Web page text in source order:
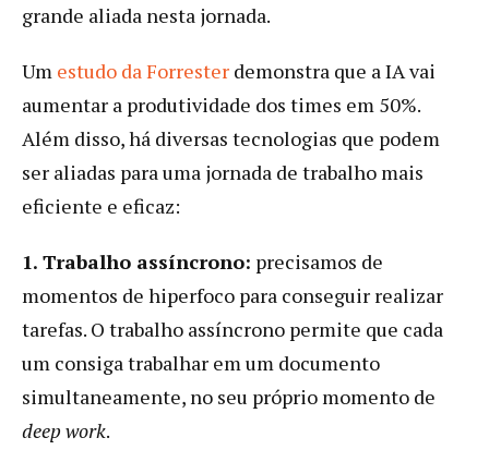
grande aliada nesta jornada.
Um estudo da Forrester demonstra que a IA vai
aumentar a produtividade dos times em 50%.
Além disso, há diversas tecnologias que podem
ser aliadas para uma jornada de trabalho mais
eficiente e eficaz:
1. Trabalho assíncrono: precisamos de
momentos de hiperfoco para conseguir realizar
tarefas. O trabalho assíncrono permite que cada
um consiga trabalhar em um documento
simultaneamente, no seu próprio momento de
deep work.